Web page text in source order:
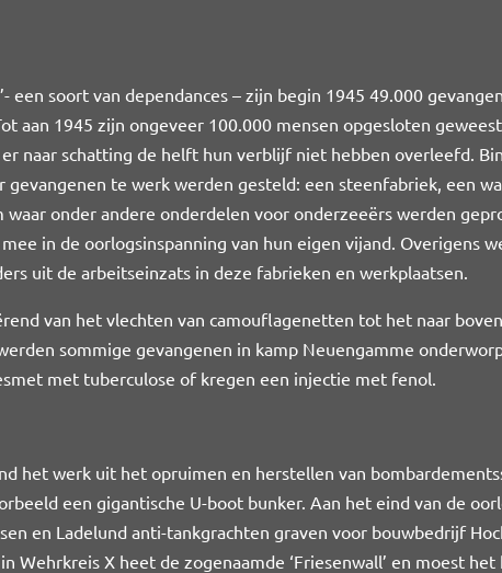
een soort van dependances – zijn begin 1945 49.000
aan 1945 zijn ongeveer 100.000 mensen opgesloten
naar schatting de helft hun verblijf niet hebben overleefd.
te werk werden gesteld: een steenfabriek, een
onder andere onderdelen voor onderzeeërs werden
in de oorlogsinspanning van hun eigen vijand. Overigens
uit de arbeitseinzats in deze fabrieken en werkplaatsen.
van het vlechten van camouflagenetten tot het naar
sommige gevangenen in kamp Neuengamme
met tuberculose of kregen een injectie met fenol.
het werk uit het opruimen en herstellen van
een gigantische U-boot bunker. Aan het eind van de
en Ladelund anti-tankgrachten graven voor bouwbedrijf
Wehrkreis X heet de zogenaamde ‘Friesenwall’ en moest